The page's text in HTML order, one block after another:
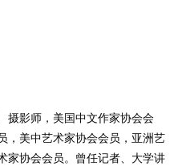
摄影师，美国中文作家协会会
，美中艺术家协会会员，亚洲艺
家协会会员。曾任记者、大学讲